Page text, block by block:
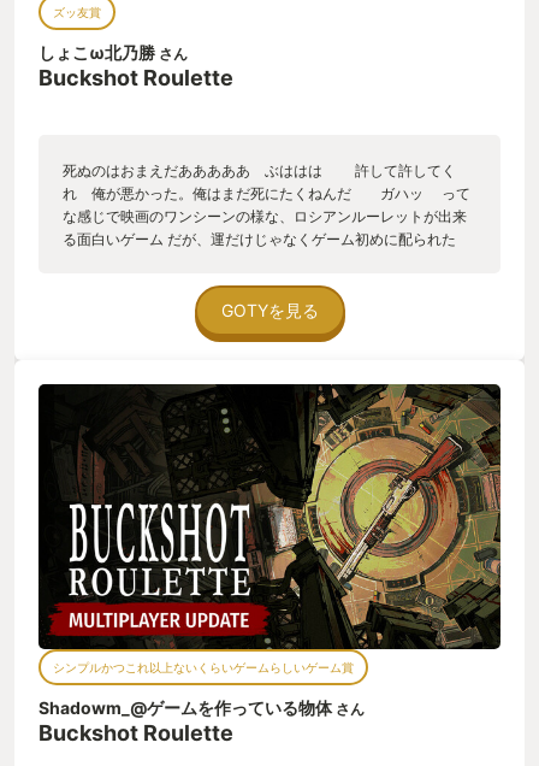
ズッ友賞
しょこω北乃勝 さん
Buckshot Roulette
死ぬのはおまえだあああああ ぶははは 許して許してく
れ 俺が悪かった。俺はまだ死にたくねんだ ガハッ って
な感じで映画のワンシーンの様な、ロシアンルーレットが出来
る面白いゲーム だが、運だけじゃなくゲーム初めに配られた
争奪ゲーム スチームパンクの世界観と、呼吸を苦しくさせるよ
うなBGMにマルチで参戦している友人の笑い声と悲鳴が 相まっ
て、抜け出すことの出来ない荒くれた世界に閉じ込められま
り、罰ゲームを設定してカオスな会にしたりと工夫しだいで何
倍でも楽しく遊べるゲームです。 遊んでくれた仲間の頭に銃口
を向けながらズッ友だよっ！って言いたいゲームです。
GOTYを見る
シンプルかつこれ以上ないくらいゲームらしいゲーム賞
Shadowm_@ゲームを作っている物体さん
Buckshot Roulette